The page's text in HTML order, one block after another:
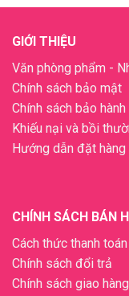
GIỚI THIỆU
Văn phòng phẩm -
Chính sách bảo mật
Chính sách bảo
Khiếu nại và bồi
Hướng dẫn đặt hàng
CHÍNH SÁCH BÁN
Cách thức thanh toán
Chính sách đổi trả
Chính sách giao